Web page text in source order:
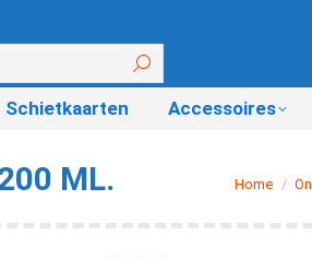
Schietkaarten Accessoires
ML. Je bent
Home